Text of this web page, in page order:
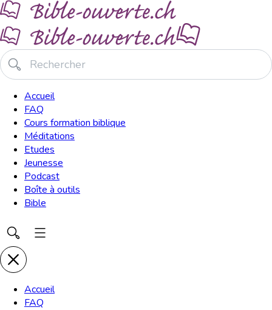
Accueil
FAQ
Cours formation biblique
Méditations
Etudes
Jeunesse
Podcast
Boîte à outils
Bible
Accueil
FAQ